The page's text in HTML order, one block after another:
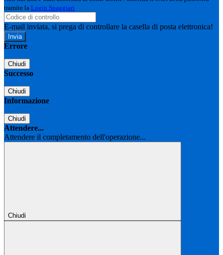
tramite la Login Spaggiari
E-mail inviata, si prega di controllare la casella di posta elettronica!
Errore
Chiudi
Successo
Chiudi
Informazione
Chiudi
Attendere...
Attendere il completamento dell'operazione...
Chiudi